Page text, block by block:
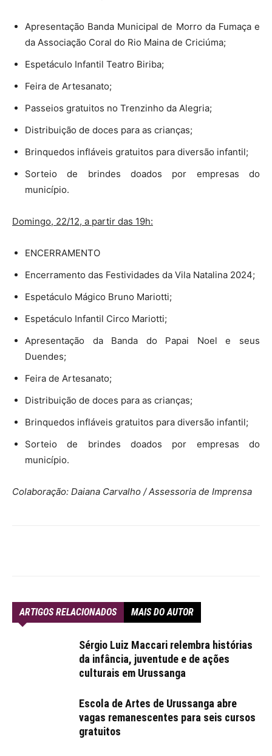
Apresentação Banda Municipal de Morro da Fumaça e
da Associação Coral do Rio Maina de Criciúma;
Espetáculo Infantil Teatro Biriba;
Feira de Artesanato;
Passeios gratuitos no Trenzinho da Alegria;
Distribuição de doces para as crianças;
Brinquedos infláveis gratuitos para diversão infantil;
Sorteio de brindes doados por empresas do
município.
Domingo, 22/12, a partir das 19h:
ENCERRAMENTO
Encerramento das Festividades da Vila Natalina 2024;
Espetáculo Mágico Bruno Mariotti;
Espetáculo Infantil Circo Mariotti;
Apresentação da Banda do Papai Noel e seus
Duendes;
Feira de Artesanato;
Distribuição de doces para as crianças;
Brinquedos infláveis gratuitos para diversão infantil;
Sorteio de brindes doados por empresas do
município.
Colaboração: Daiana Carvalho / Assessoria de Imprensa
ARTIGOS RELACIONADOS MAIS DO AUTOR
Sérgio Luiz Maccari relembra histórias
da infância, juventude e de ações
culturais em Urussanga
Escola de Artes de Urussanga abre
vagas remanescentes para seis cursos
gratuitos